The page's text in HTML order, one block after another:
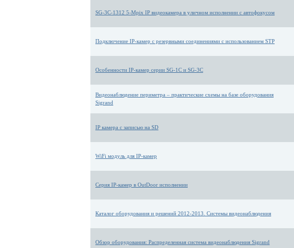
SG-3C-1312 5-Mpix IP видеокамера в уличном исполнении с автофокусом
Подключение IP-камер с резервными соединениями с использованием STP
Особенности IP-камер серии SG-1С и SG-3С
Видеонаблюдение периметра – практические схемы на базе оборудования
Sigrand
IP камера с записью на SD
WiFi модуль для IP-камер
Серия IP-камер в OutDoor исполнении
Каталог оборудования и решений 2012-2013. Системы видеонаблюдения
Обзор оборудования: Распределенная система видеонаблюдения Sigrand